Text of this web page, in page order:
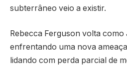
subterrâneo veio a existir.
Rebecca Ferguson volta
enfrentando uma nova
lidando com perda parcial de